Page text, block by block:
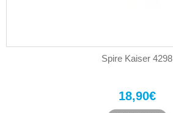
Spire Kaiser 4298
18,90€